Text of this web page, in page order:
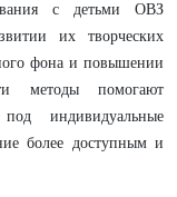
с детьми ОВЗ
их творческих
фона и повышении
методы помогают
под индивидуальные
более доступным и